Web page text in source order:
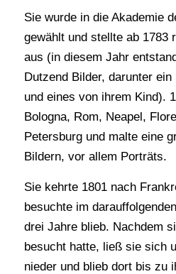
Sie wurde in die Akademie
gewählt und stellte ab 1783
aus (in diesem Jahr
Dutzend Bilder, darunter
und eines von ihrem Kind).
Bologna, Rom, Neapel,
Petersburg und malte eine
Bildern, vor allem Porträts.
Sie kehrte 1801 nach
besuchte im
drei Jahre blieb. Nachdem
besucht hatte, ließ sie sich
nieder und blieb dort bis zu